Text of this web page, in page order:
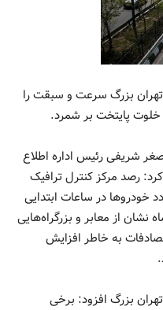
تهران بزرگ سرعت و سبقت را
پایتخت بر شمرد.
شریفی رئیس اداره اطلاع
رصد مرکز کنترل ترافیک
خودروها در ساعات ابتدایی
روز پنج شنبه چهارم آبان ۱۴۰۲ ماه نشان از معابر و بزرگراه‌هایی
به خاطر افزایش
بزرگ افزود: برخی